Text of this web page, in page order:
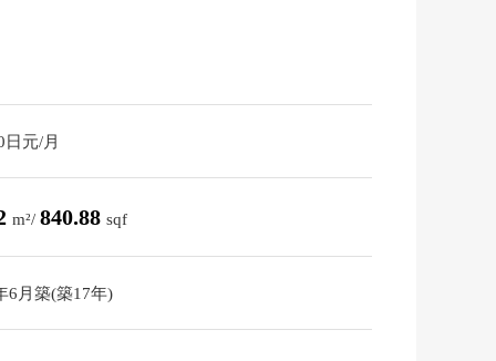
日元/月
m²/ 840.88 sqf
6月築(築17年)